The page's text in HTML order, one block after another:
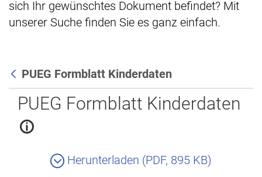
sich Ihr gewünschtes Dokument befindet? Mit
unserer Suche finden Sie es ganz einfach.
Zurück
PUEG Formblatt Kinderdaten
PUEG Formblatt Kinderdaten
Herunterladen (PDF, 895 KB)